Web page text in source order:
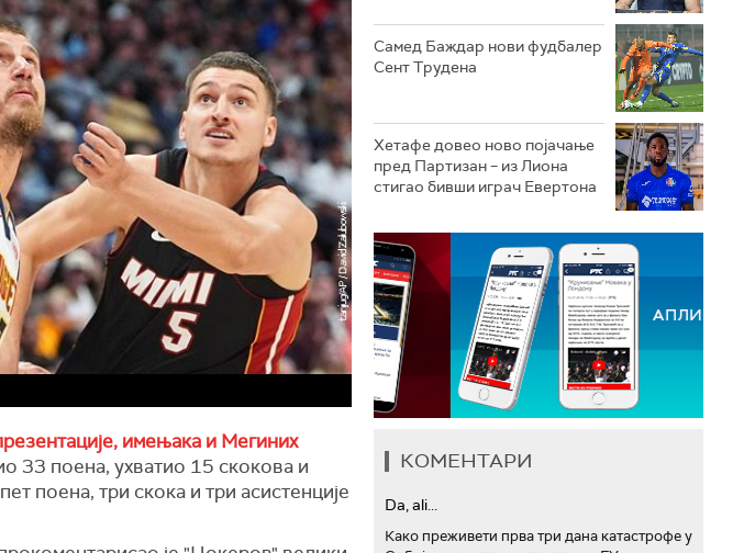
имењака и Мегиних
33 поена, ухватио 15 скокова и
поена, три скока и три асистенције
Самед Баждар нови фудбалер
Сент Трудена
Хетафе довео ново појачање
пред Партизан – из Лиона
стигао бивши играч Евертона
КОМЕНТАРИ
Da, ali...
Како преживети прва три дана катастрофе у